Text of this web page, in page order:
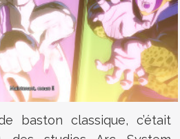
baston classique, c’était